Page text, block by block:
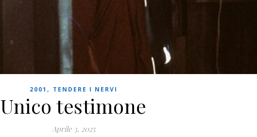
2001 , TENDERE I NERVI
Unico testimone
Aprile 3, 2025